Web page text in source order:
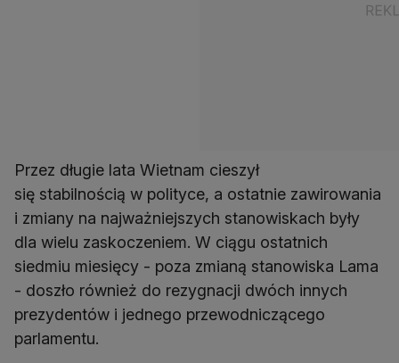
Przez długie lata Wietnam cieszył
się stabilnością w polityce, a ostatnie zawirowania
i zmiany na najważniejszych stanowiskach były
dla wielu zaskoczeniem. W ciągu ostatnich
siedmiu miesięcy - poza zmianą stanowiska Lama
- doszło również do rezygnacji dwóch innych
prezydentów i jednego przewodniczącego
parlamentu.